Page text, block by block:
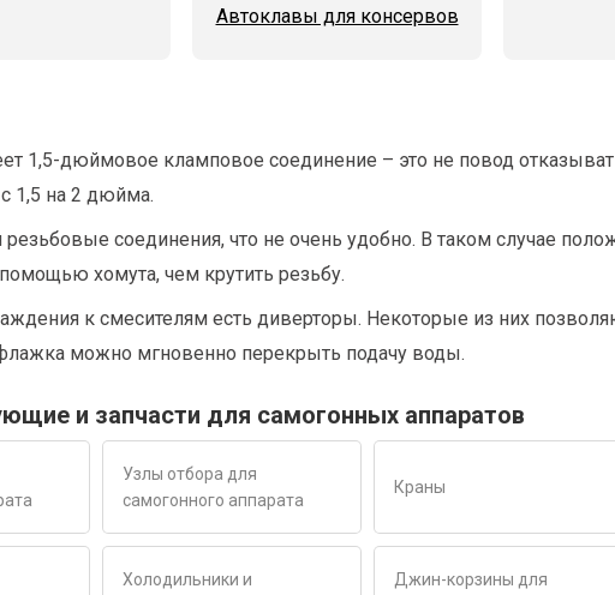
Автоклавы для консервов
1,5-дюймовое кламповое соединение – это не повод
1,5 на 2 дюйма.
соединения, что не очень удобно. В таком случае
хомута, чем крутить резьбу.
к смесителям есть диверторы. Некоторые из них
можно мгновенно перекрыть подачу воды.
и запчасти для самогонных аппаратов
Узлы отбора для
самогонного аппарата
Краны
Холодильники и
Джин-корзины для